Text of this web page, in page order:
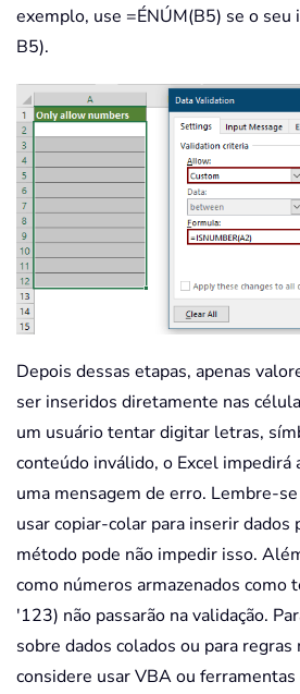
exemplo, use =ÉNÚM(B5) se o seu
B5).
Depois dessas etapas, apenas
ser inseridos diretamente nas
um usuário tentar digitar letras,
conteúdo inválido, o Excel impedirá
uma mensagem de erro. Lembre-
usar copiar-colar para inserir dados
método pode não impedir isso.
como números armazenados como
'123) não passarão na validação.
sobre dados colados ou para regras
considere usar VBA ou ferramentas